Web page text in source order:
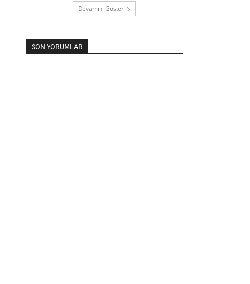
Devamını Göster
SON YORUMLAR